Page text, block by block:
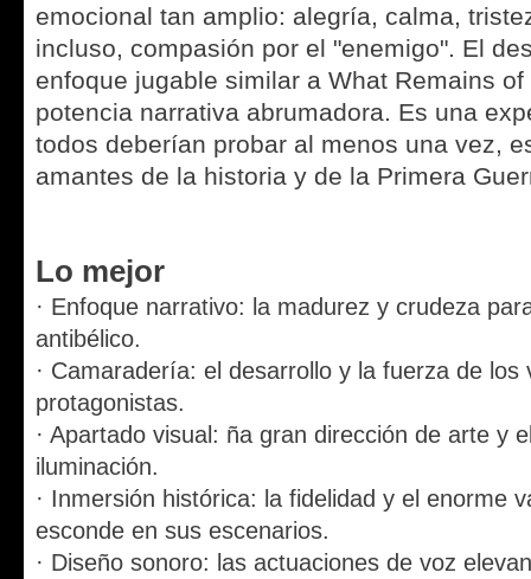
emocional tan amplio: alegría, calma,
incluso, compasión por el "enemigo". El
enfoque jugable similar a What Remains
potencia narrativa abrumadora. Es una
todos deberían probar al menos una vez,
amantes de la historia y de la Primera
Lo mejor
· Enfoque narrativo: la madurez y crudeza
antibélico.
· Camaradería: el desarrollo y la fuerza de los
protagonistas.
· Apartado visual: ña gran dirección de arte y
iluminación.
· Inmersión histórica: la fidelidad y el enorme
esconde en sus escenarios.
· Diseño sonoro: las actuaciones de voz